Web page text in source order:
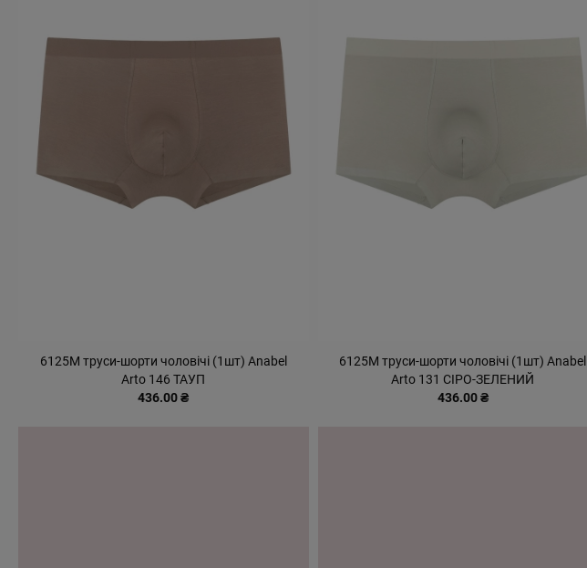
6125М труси-шорти чоловічі (1шт) Anabel
Arto 146 ТАУП
436.00 ₴
6125М труси-шорти чоловічі (1шт) Anabel
Arto 131 СІРО-ЗЕЛЕНИЙ
436.00 ₴